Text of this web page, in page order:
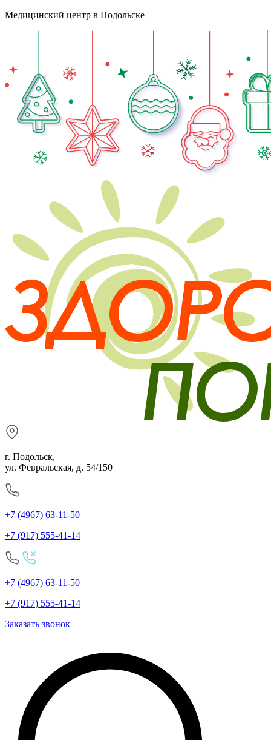
Медицинский центр в Подольске
г. Подольск,
ул. Февральская, д. 54/150
+7 (4967) 63-11-50
+7 (917) 555-41-14
+7 (4967) 63-11-50
+7 (917) 555-41-14
Заказать звонок